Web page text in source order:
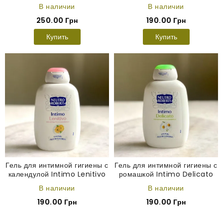
В наличии
250.00 Грн
Купить
Roberts 200 мл
В наличии
190.00 Грн
Купить
Гель для интимной гигиены с
календулой Intimo Lenitivo
В наличии
190.00 Грн
Гель для интимной гигиены с
ромашкой Intimo Delicato
В наличии
190.00 Грн